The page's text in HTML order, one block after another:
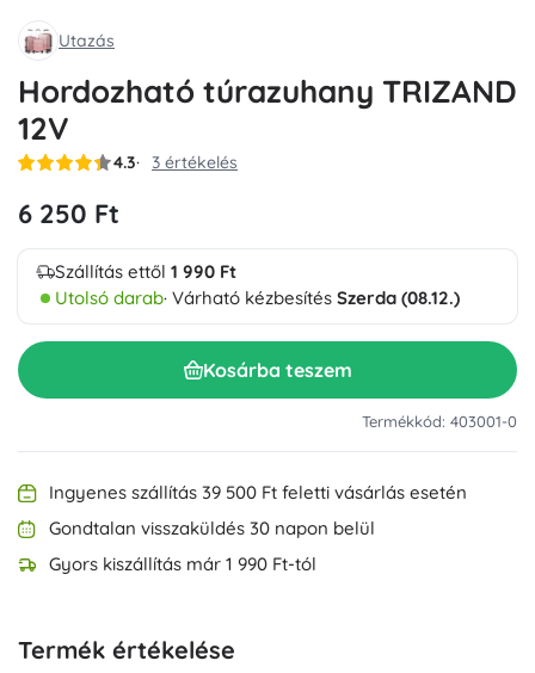
Utazás
Hordozható túrazuhany TRIZAND
12V
4.3 3 értékelés
6 250 Ft
Szállítás ettől 1 990 Ft
Utolsó darab· Várható kézbesítés Szerda (08.12.)
Kosárba teszem
Termékkód: 403001-0
Ingyenes szállítás 39 500 Ft feletti vásárlás esetén
Gondtalan visszaküldés 30 napon belül
Gyors kiszállítás már 1 990 Ft-tól
Termék értékelése